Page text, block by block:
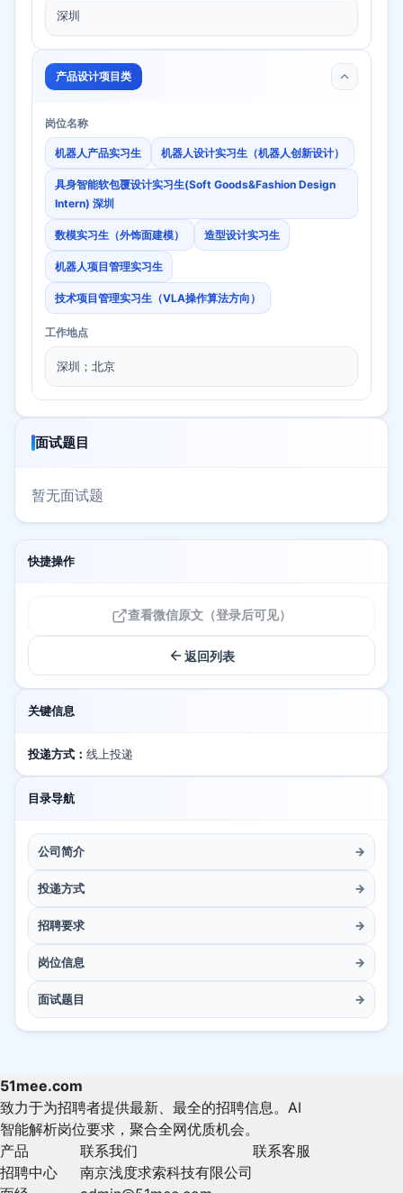
深圳
产品设计项目类
岗位名称
机器人产品实习生 机器人设计实习生（机器人创新设计）
具身智能软包覆设计实习生(Soft Goods&Fashion Design
Intern) 深圳
数模实习生（外饰面建模） 造型设计实习生
机器人项目管理实习生
技术项目管理实习生（VLA操作算法方向）
工作地点
深圳；北京
面试题目
暂无面试题
快捷操作
查看微信原文（登录后可见）
返回列表
关键信息
投递方式： 线上投递
目录导航
公司简介 →
投递方式 →
招聘要求 →
岗位信息 →
面试题目 →
51mee.com
致力于为招聘者提供最新、最全的招聘信息。AI
智能解析岗位要求，聚合全网优质机会。
产品
招聘中心
联系我们
南京浅度求索科技有限公司
联系客服